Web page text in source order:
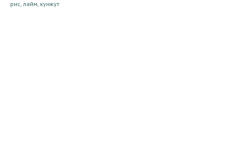
рис, лайм, кунжут